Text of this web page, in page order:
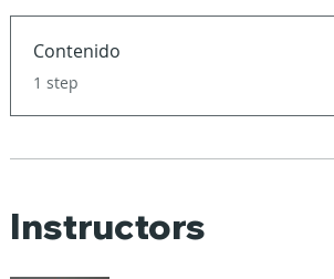
Contenido
.1 step
Instructors